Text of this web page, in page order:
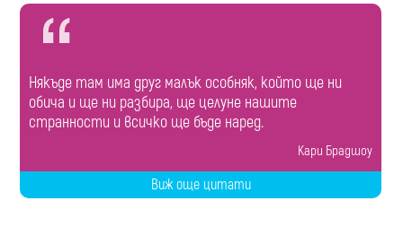
Някъде там има друг малък особняк, който ще ни
обича и ще ни разбира, ще целуне нашите
странности и всичко ще бъде наред.
Кари Брадшоу
Виж още цитати